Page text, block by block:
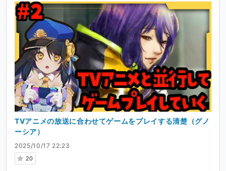
2025/10/17 22:23
20
TVアニメの放送に合わせてゲームをプレイする清楚（グノ
ーシア）